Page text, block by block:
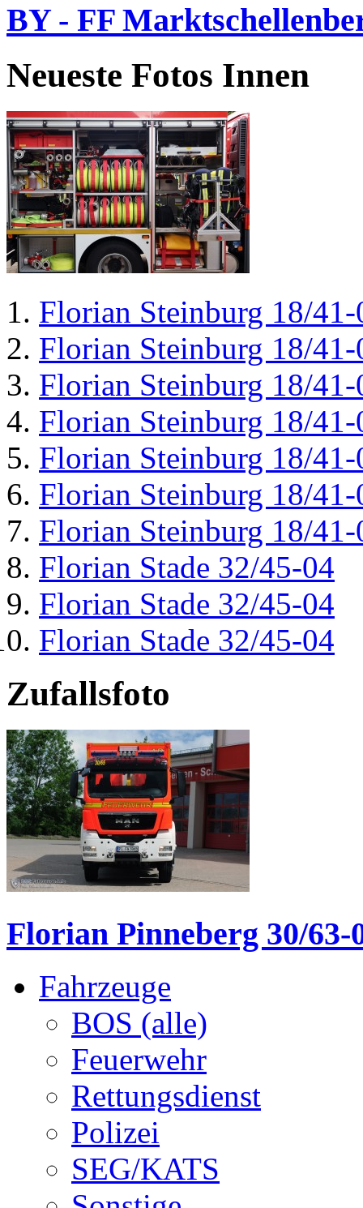
BY - FF
Neueste Fotos Innen
Florian Steinburg 18/41-
Florian Steinburg 18/41-
Florian Steinburg 18/41-
Florian Steinburg 18/41-
Florian Steinburg 18/41-
Florian Steinburg 18/41-
Florian Steinburg 18/41-
Florian Stade 32/45-04
Florian Stade 32/45-04
Florian Stade 32/45-04
Zufallsfoto
Florian Pinneberg 30/63-
Fahrzeuge
BOS (alle)
Feuerwehr
Rettungsdienst
Polizei
SEG/KATS